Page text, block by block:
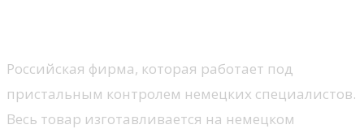
Российская фирма, которая работает под
пристальным контролем немецких специалистов.
Весь товар изготавливается на немецком